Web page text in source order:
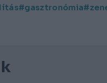
gasztronómia